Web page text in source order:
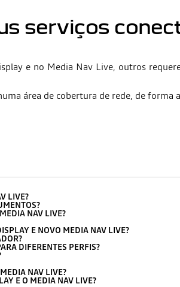
serviços
e no Media Nav Live, outros
área de cobertura de rede, de forma
LIVE?
NAV LIVE?
E NOVO MEDIA NAV LIVE?
DIFERENTES PERFIS?
NAV LIVE?
E O MEDIA NAV LIVE?